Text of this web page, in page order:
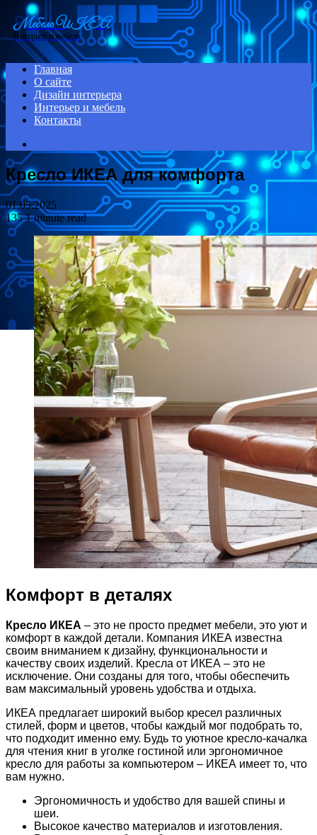
Menu
Мебель ИКЕА
Интерьер и мебель
Главная
О сайте
Дизайн интерьера
Интерьер и мебель
Контакты
for
Кресло ИКЕА для комфорта
01.05.2025
1351 minute read
Комфорт в деталях
Кресло ИКЕА – это не просто предмет мебели, это уют и
комфорт в каждой детали. Компания ИКЕА известна
своим вниманием к дизайну, функциональности и
качеству своих изделий. Кресла от ИКЕА – это не
исключение. Они созданы для того, чтобы обеспечить
вам максимальный уровень удобства и отдыха.
ИКЕА предлагает широкий выбор кресел различных
стилей, форм и цветов, чтобы каждый мог подобрать то,
что подходит именно ему. Будь то уютное кресло-качалка
для чтения книг в уголке гостиной или эргономичное
кресло для работы за компьютером – ИКЕА имеет то, что
вам нужно.
Эргономичность и удобство для вашей спины и
шеи.
Высокое качество материалов и изготовления.